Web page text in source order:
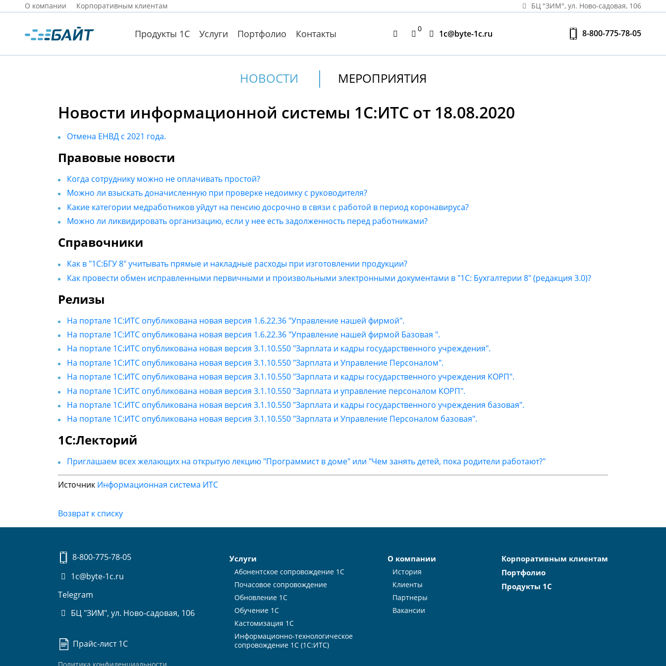
О компании Корпоративным клиентам БЦ "ЗИМ", ул. Ново‑садовая, 106
Продукты 1С Услуги Портфолио Контакты 0 1c@byte-1c.ru 8-800-775-78-05
НОВОСТИ МЕРОПРИЯТИЯ
Новости информационной системы 1С:ИТС от 18.08.2020
Отмена ЕНВД с 2021 года.
Правовые новости
Когда сотруднику можно не оплачивать простой?
Можно ли взыскать доначисленную при проверке недоимку с руководителя?
Какие категории медработников уйдут на пенсию досрочно в связи с работой в период коронавируса?
Можно ли ликвидировать организацию, если у нее есть задолженность перед работниками?
Справочники
Как в "1С:БГУ 8" учитывать прямые и накладные расходы при изготовлении продукции?
Как провести обмен исправленными первичными и произвольными электронными документами в "1С: Бухгалтерии 8" (редакция 3.0)?
Релизы
На портале 1С:ИТС опубликована новая версия 1.6.22.36 "Управление нашей фирмой".
На портале 1С:ИТС опубликована новая версия 1.6.22.36 "Управление нашей фирмой Базовая ".
На портале 1С:ИТС опубликована новая версия 3.1.10.550 "Зарплата и кадры государственного учреждения".
На портале 1С:ИТС опубликована новая версия 3.1.10.550 "Зарплата и Управление Персоналом".
На портале 1С:ИТС опубликована новая версия 3.1.10.550 "Зарплата и кадры государственного учреждения КОРП".
На портале 1С:ИТС опубликована новая версия 3.1.10.550 "Зарплата и управление персоналом КОРП".
На портале 1С:ИТС опубликована новая версия 3.1.10.550 "Зарплата и кадры государственного учреждения базовая".
На портале 1С:ИТС опубликована новая версия 3.1.10.550 "Зарплата и Управление Персоналом базовая".
1С:Лекторий
Приглашаем всех желающих на открытую лекцию "Программист в доме" или "Чем занять детей, пока родители работают?"
Источник Информационная система ИТС
Возврат к списку
8-800-775-78-05
1c@byte-1c.ru
Telegram
БЦ "ЗИМ", ул. Ново-садовая, 106
Прайс-лист 1С
Услуги
Абонентское сопровождение 1С
Почасовое сопровождение
Обновление 1С
Обучение 1С
Кастомизация 1С
Информационно-технологическое
сопровождение 1С (1С:ИТС)
О компании
История
Клиенты
Партнеры
Вакансии
Корпоративным клиентам
Портфолио
Продукты 1С